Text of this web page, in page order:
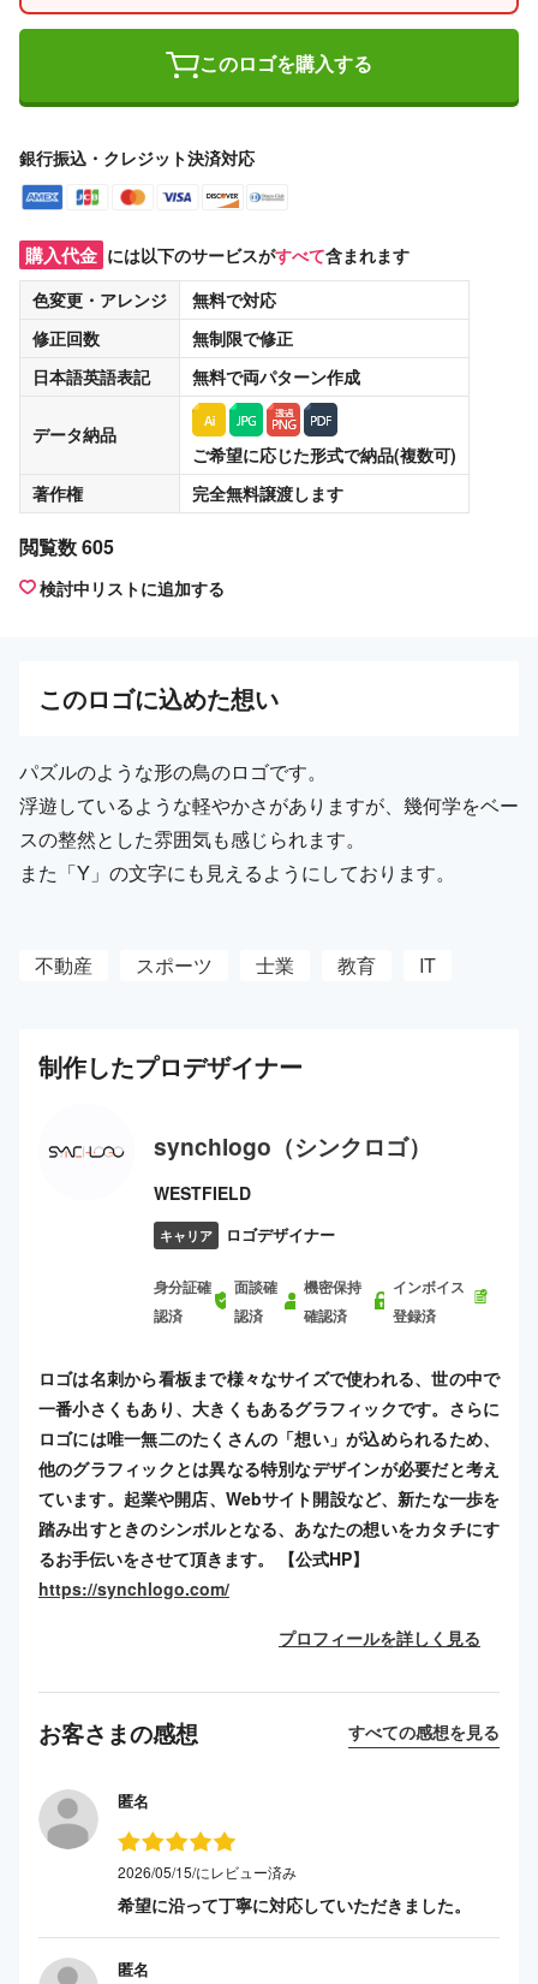
このロゴを購入する
銀行振込・クレジット決済対応
購入代金 には以下のサービスがすべて含まれます
色変更・アレンジ
無料で対応
修正回数
無制限で修正
日本語英語表記
無料で両パターン作成
データ納品
ご希望に応じた形式で納品(複数可)
著作権
完全無料譲渡します
閲覧数 605
検討中リストに追加する
このロゴに込めた想い
パズルのような形の鳥のロゴです。
浮遊しているような軽やかさがありますが、幾何学をベー
スの整然とした雰囲気も感じられます。
また「Y」の文字にも見えるようにしております。
不動産 スポーツ 士業 教育 IT
制作したプロデザイナー
synchlogo（シンクロゴ）
WESTFIELD
キャリア ロゴデザイナー
身分証確
認済
面談確
認済
機密保持
確認済
インボイス
登録済
ロゴは名刺から看板まで様々なサイズで使われる、世の中で
一番小さくもあり、大きくもあるグラフィックです。さらに
ロゴには唯一無二のたくさんの「想い」が込められるため、
他のグラフィックとは異なる特別なデザインが必要だと考え
ています。起業や開店、Webサイト開設など、新たな一歩を
踏み出すときのシンボルとなる、あなたの想いをカタチにす
るお手伝いをさせて頂きます。 【公式HP】
https://synchlogo.com/
プロフィールを詳しく見る
お客さまの感想 すべての感想を見る
匿名
2026/05/15/にレビュー済み
希望に沿って丁寧に対応していただきました。
匿名